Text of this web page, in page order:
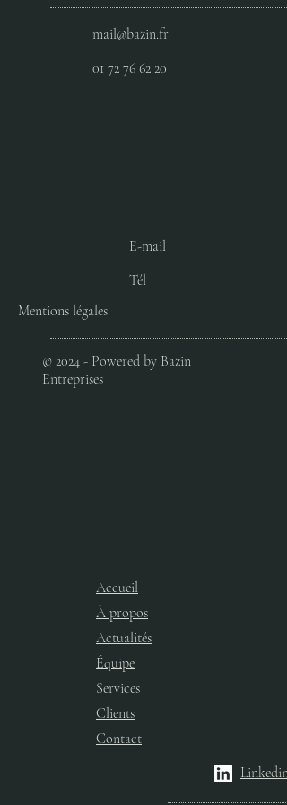
mail@bazin.fr
01 72 76 62 20
E-mail
Tél
Mentions légales
© 2024 - Powered by Bazin
Entreprises
Accueil
À propos
Actualités
Équipe
Services​
Clients
Contact
Linkedin